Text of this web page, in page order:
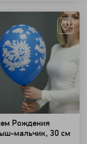
Рождения
мальчик, 30 см